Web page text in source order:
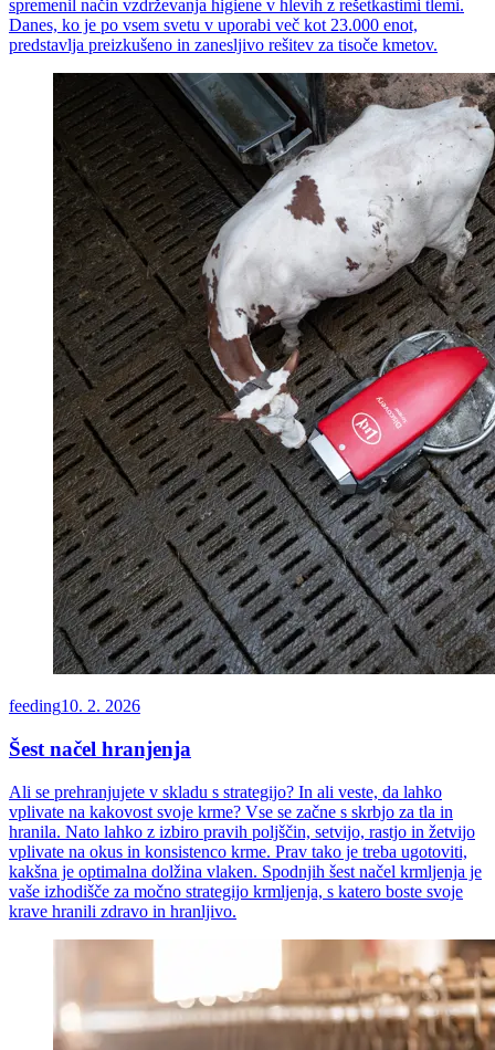
spremenil način vzdrževanja higiene v hlevih z rešetkastimi tlemi.
Danes, ko je po vsem svetu v uporabi več kot 23.000 enot,
predstavlja preizkušeno in zanesljivo rešitev za tisoče kmetov.
feeding10. 2. 2026
Šest načel hranjenja
Ali se prehranjujete v skladu s strategijo? In ali veste, da lahko
vplivate na kakovost svoje krme? Vse se začne s skrbjo za tla in
hranila. Nato lahko z izbiro pravih poljščin, setvijo, rastjo in žetvijo
vplivate na okus in konsistenco krme. Prav tako je treba ugotoviti,
kakšna je optimalna dolžina vlaken. Spodnjih šest načel krmljenja je
vaše izhodišče za močno strategijo krmljenja, s katero boste svoje
krave hranili zdravo in hranljivo.